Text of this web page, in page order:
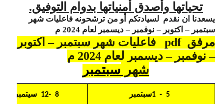
تحياتها وأصدق أمنياتها بدوام التوفيق.
يسعدنا ان نقدم لسيادتكم أو من ترشحونه فاعليات شهر
سبتمبر – اكتوبر – نوفمبر – ديسمبر لعام 2024 م
مرفق pdf فاعليات شهر سبتمبر – اكتوبر
– نوفمبر – ديسمبر لعام 2024 م
شهر سبتمبر
1 - 5سبتمبر 8 -12 سيتمبر